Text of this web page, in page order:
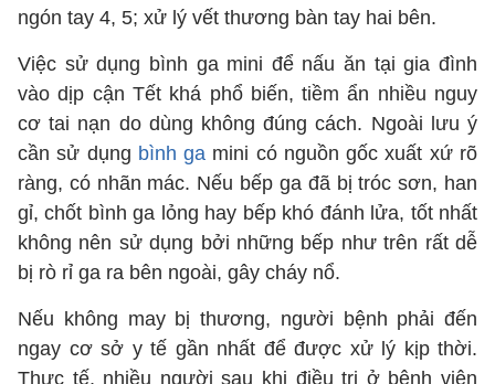
ngón tay 4, 5; xử lý vết thương bàn tay hai bên.
Việc sử dụng bình ga mini để nấu ăn tại gia đình
vào dịp cận Tết khá phổ biến, tiềm ẩn nhiều nguy
cơ tai nạn do dùng không đúng cách. Ngoài lưu ý
cần sử dụng bình ga mini có nguồn gốc xuất xứ rõ
ràng, có nhãn mác. Nếu bếp ga đã bị tróc sơn, han
gỉ, chốt bình ga lỏng hay bếp khó đánh lửa, tốt nhất
không nên sử dụng bởi những bếp như trên rất dễ
bị rò rỉ ga ra bên ngoài, gây cháy nổ.
Nếu không may bị thương, người bệnh phải đến
ngay cơ sở y tế gần nhất để được xử lý kịp thời.
Thực tế, nhiều người sau khi điều trị ở bệnh viện